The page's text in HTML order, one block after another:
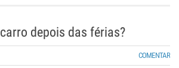
depois das férias?
COMENTAR